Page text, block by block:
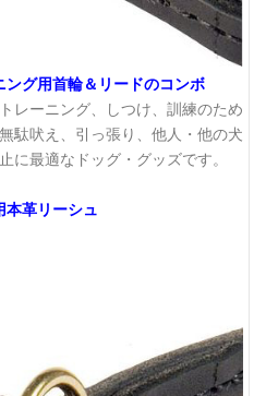
グ用首輪＆リードのコンボ
レーニング、しつけ、訓練のため
駄吠え、引っ張り、他人・他の犬
に最適なドッグ・グッズです。
本革リーシュ